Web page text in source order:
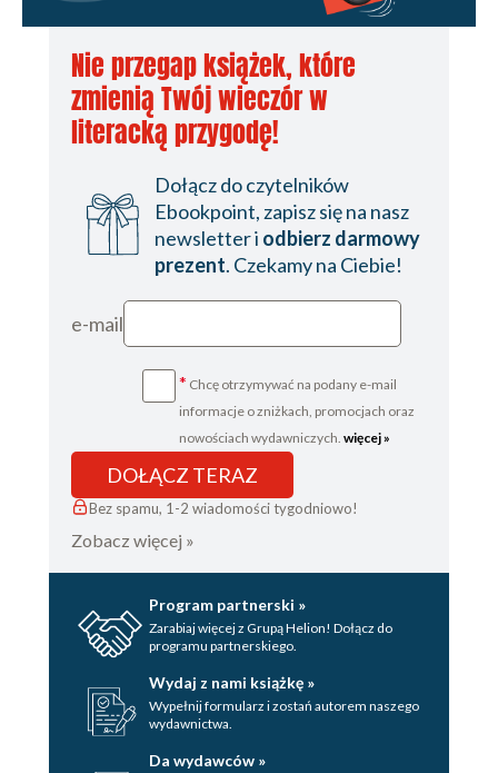
Nie przegap książek, które
zmienią Twój wieczór w
literacką przygodę!
Dołącz do czytelników
Ebookpoint, zapisz się na nasz
newsletter i odbierz darmowy
prezent. Czekamy na Ciebie!
e-mail
* Chcę otrzymywać na podany e-mail
informacje o zniżkach, promocjach oraz
nowościach wydawniczych. więcej »
DOŁĄCZ TERAZ
Bez spamu, 1-2 wiadomości tygodniowo!
Zobacz więcej »
Program partnerski »
Zarabiaj więcej z Grupą Helion! Dołącz do
programu partnerskiego.
Wydaj z nami książkę »
Wypełnij formularz i zostań autorem naszego
wydawnictwa.
Da wydawców »